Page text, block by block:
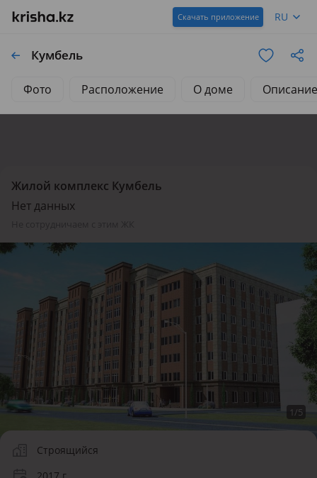
Скачать приложение RU
Кумбель
Фото Расположение О доме Описание
Жилой комплекс Кумбель
Нет данных
1/5
Строящийся